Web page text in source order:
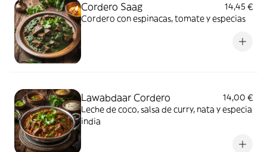
Cordero Saag
14,45 €
Cordero con espinacas, tomate y especias
Lawabdaar Cordero
14,00 €
Leche de coco, salsa de curry, nata y especia
india